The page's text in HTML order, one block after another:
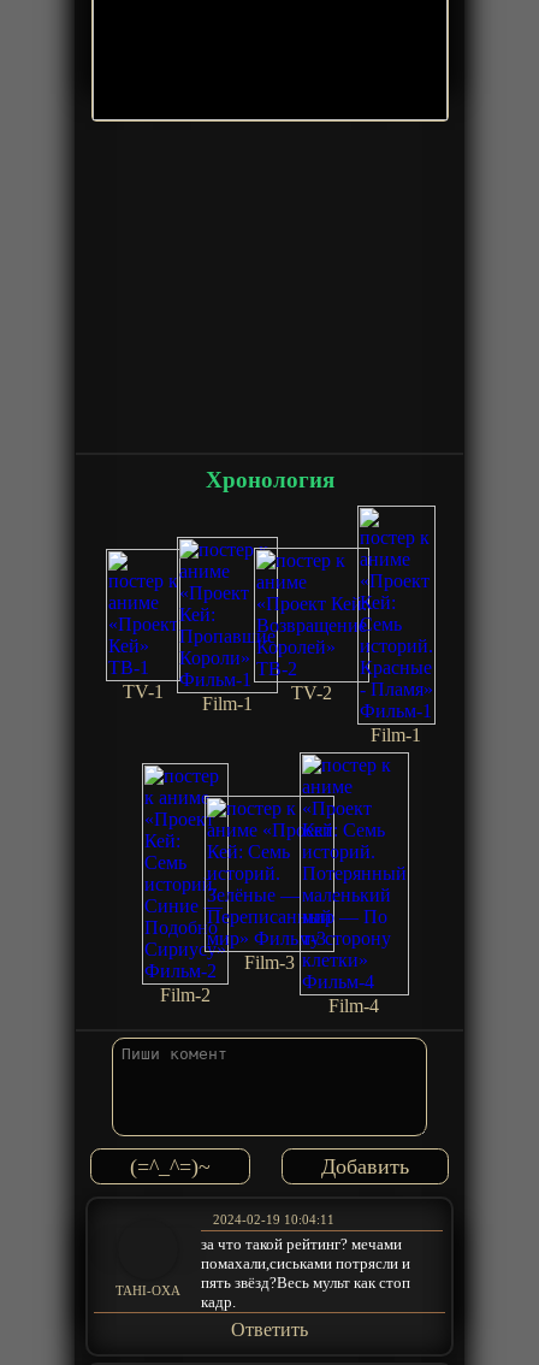
Хронология
TV-1
Film-1
TV-2
Film-1
Film-2
Film-3
Film-4
(=^_^=)~
TAHI-OXA
2024-02-19 10:04:11
за что такой рейтинг? мечами
помахали,сиськами потрясли и
пять звёзд?Весь мульт как стоп
кадр.
Ответить